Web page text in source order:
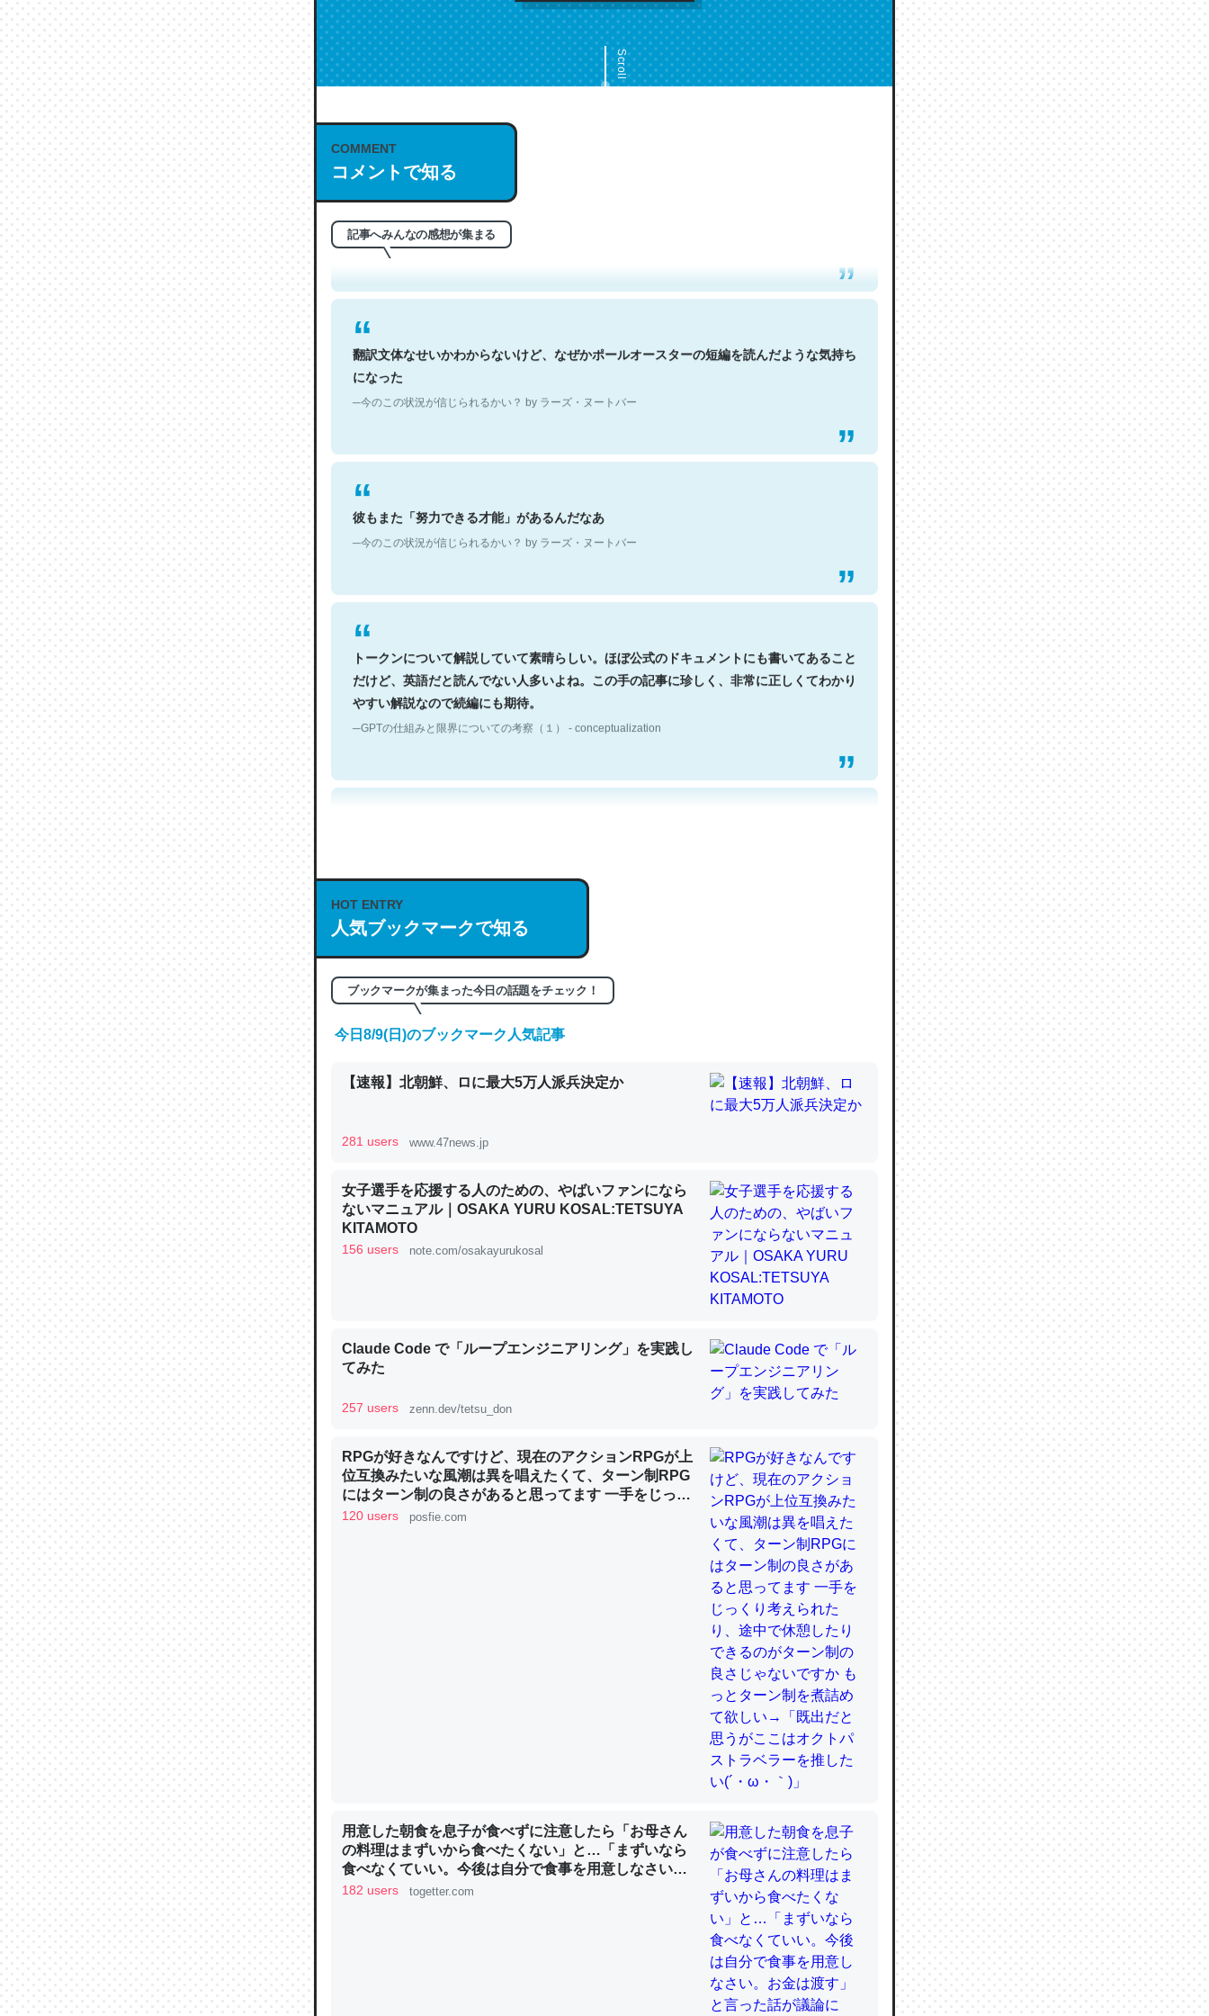
Scroll
COMMENT
コメントで知る
記事へみんなの感想が集まる
これは名文。彼はとてもクレバーなんだろうなと凄く思う。英語少しでも読める人は原文
もお勧め。自分はこの流れ好き。Let’s Fucking Go. Then Covid hit. Shit.
─今のこの状況が信じられるかい？ by ラーズ・ヌートバー
翻訳文体なせいかわからないけど、なぜかポールオースターの短編を読んだような気持ち
になった
─今のこの状況が信じられるかい？ by ラーズ・ヌートバー
彼もまた「努力できる才能」があるんだなあ
─今のこの状況が信じられるかい？ by ラーズ・ヌートバー
トークンについて解説していて素晴らしい。ほぼ公式のドキュメントにも書いてあること
だけど、英語だと読んでない人多いよね。この手の記事に珍しく、非常に正しくてわかり
やすい解説なので続編にも期待。
─GPTの仕組みと限界についての考察（１） - conceptualization
これは良記事。32768トークンだと英語小説100ページ分くらい。小説でいう「ずっと前
の伏線」は回収されないけど、短期記憶というには多い分量。進化すればするほど分かり
やすく強くなりそう
の600分の1程度。
─ニュース :: 【研究発表】昆虫学の大問題＝「昆虫はなぜ海にいないのか」に関する新仮説
は」とあって面白い。海にいる鋏角類（カブトガニ・ウミグモ）はカルシウムを使わずキ
チンを強化してる筈だが、酵素が違うのか？
─ニュース :: 【研究発表】昆虫学の大問題＝「昆虫はなぜ海にいないのか」に関する新仮説
これを元に考えるとカルシウムを大量に使う脊椎動物と貝類は苦労してるんだな…。腹足
─ニュース :: 【研究発表】昆虫学の大問題＝「昆虫はなぜ海にいないのか」に関する新仮説
ウチもEchoを実家に置いて４年。でたまに覗いてる。ぼちぼちRingも置こうかと画策
中。あと、Googleマップで位置情報を共有してる。電池残量や充電中かが分かるのでこ
─たまにLINEするくらいだった遠方の父67歳と僕。ITツール導入でコミュニケーションが劇的に変化し
ちょうど同じ理由でEcho Show 8を設定中でした。PrimeとかSpotifyを支払う孝行もで
きる。一生で親と会える残り時間を日数にすると1週間とかの人が多いそうだけど、それ
─たまにLINEするくらいだった遠方の父67歳と僕。ITツール導入でコミュニケーションが劇的に変化し
HOT ENTRY
人気ブックマークで知る
ブックマークが集まった今日の話題をチェック！
今日8/9(日)のブックマーク人気記事
【速報】北朝鮮、ロに最大5万人派兵決定か
281 users www.47news.jp
女子選手を応援する人のための、やばいファンになら
ないマニュアル｜OSAKA YURU KOSAL:TETSUYA
KITAMOTO
156 users note.com/osakayurukosal
Claude Code で「ループエンジニアリング」を実践し
てみた
257 users zenn.dev/tetsu_don
RPGが好きなんですけど、現在のアクションRPGが上
位互換みたいな風潮は異を唱えたくて、ターン制RPG
にはターン制の良さがあると思ってます 一手をじっく
り考えられたり、途中で休憩したりできるのがターン
120 users posfie.com
用意した朝食を息子が食べずに注意したら「お母さん
の料理はまずいから食べたくない」と…「まずいなら
食べなくていい。今後は自分で食事を用意しなさい。
お金は渡す」と言った話が議論に
182 users togetter.com